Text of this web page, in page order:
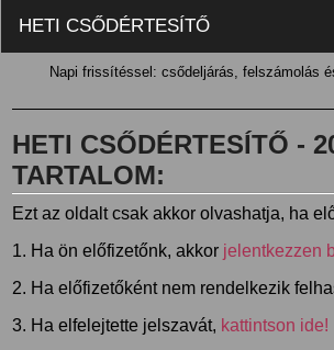
HETI CSŐDÉRTESÍTŐ
Napi frissítéssel: csődeljárás, felszámolás
HETI CSŐDÉRTESÍTŐ -
TARTALOM:
Ezt az oldalt csak akkor olvashatja, ha
1. Ha ön előfizetőnk, akkor jelentkezzen
2. Ha előfizetőként nem rendelkezik
3. Ha elfelejtette jelszavát, kattintson ide!